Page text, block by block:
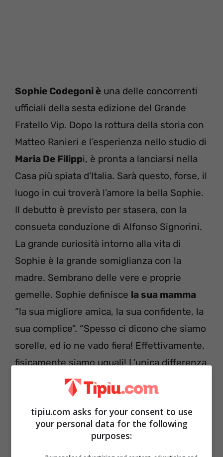
Sophie Codegoni è una delle concorrenti
ufficiali della sesta edizione del Grande
Fratello Vip. Dopo la rottura della storia con
Matteo Ranieri e l’esperienza nello studio di
Maria De Filippi, è pronta a lanciarsi nella
Casa più spiata d’Italia. Sarà questo, forse, il
luogo in cui troverà l’amore la bella Sophie.
Il debutto è previsto per stasera, con la
consueta conduzione di Alfonso Signorini.
La grande curiosità intorno alla vita di
Sophie è la grande somiglianza con la
madre. Sembrano delle vere e proprie
gemelle. Sophie definisce la sua mamma
“la sua migliore amica, la sua confidente, la
sua complice”. “Spesso ci dicono che siamo
sorelle, ed io ne vado fiera! Effettivamente,
fisicamente siamo uguali! L’unica differenza
è che lei ha gli occhi azzurri ed io verdi”,
aveva dichiarato su una clip a Uomini e
Donne la bella Sophie.
Sophie e la somiglianza con la madre
tipiu.com asks for your consent to use
your personal data for the following
purposes: